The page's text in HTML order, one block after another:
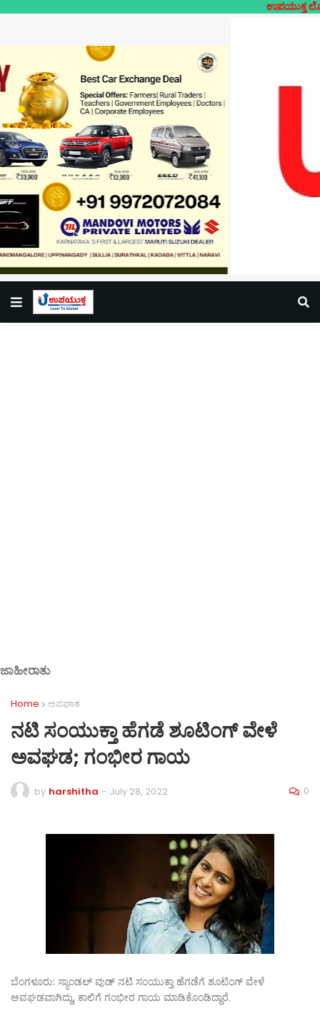
ಉಪಯುಕ್ತ ಲೋಕಲ್-
ಜಾಹೀರಾತು
Home ಅಪಘಾತ
ನಟಿ ಸಂಯುಕ್ತಾ ಹೆಗಡೆ ಶೂಟಿಂಗ್ ವೇಳೆ
ಅವಘಡ; ಗಂಭೀರ ಗಾಯ
by harshitha - July 28, 2022 0
ಬೆಂಗಳೂರು: ಸ್ಯಾಂಡಲ್ ವುಡ್ ನಟಿ ಸಂಯುಕ್ತಾ ಹೆಗಡೆಗೆ ಶೂಟಿಂಗ್ ವೇಳೆ
ಅವಘಡವಾಗಿದ್ದು, ಕಾಲಿಗೆ ಗಂಭೀರ ಗಾಯ ಮಾಡಿಕೊಂಡಿದ್ದಾರೆ.